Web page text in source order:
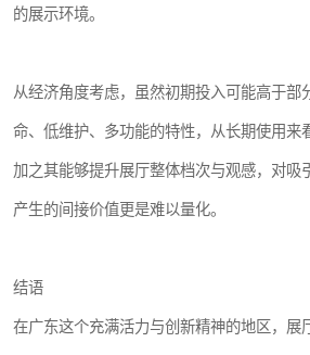
的展示环境。
从经济角度考虑，虽然初期投入可能高于部
命、低维护、多功能的特性，从长期使用来
加之其能够提升展厅整体档次与观感，对吸
产生的间接价值更是难以量化。
结语
在广东这个充满活力与创新精神的地区，展